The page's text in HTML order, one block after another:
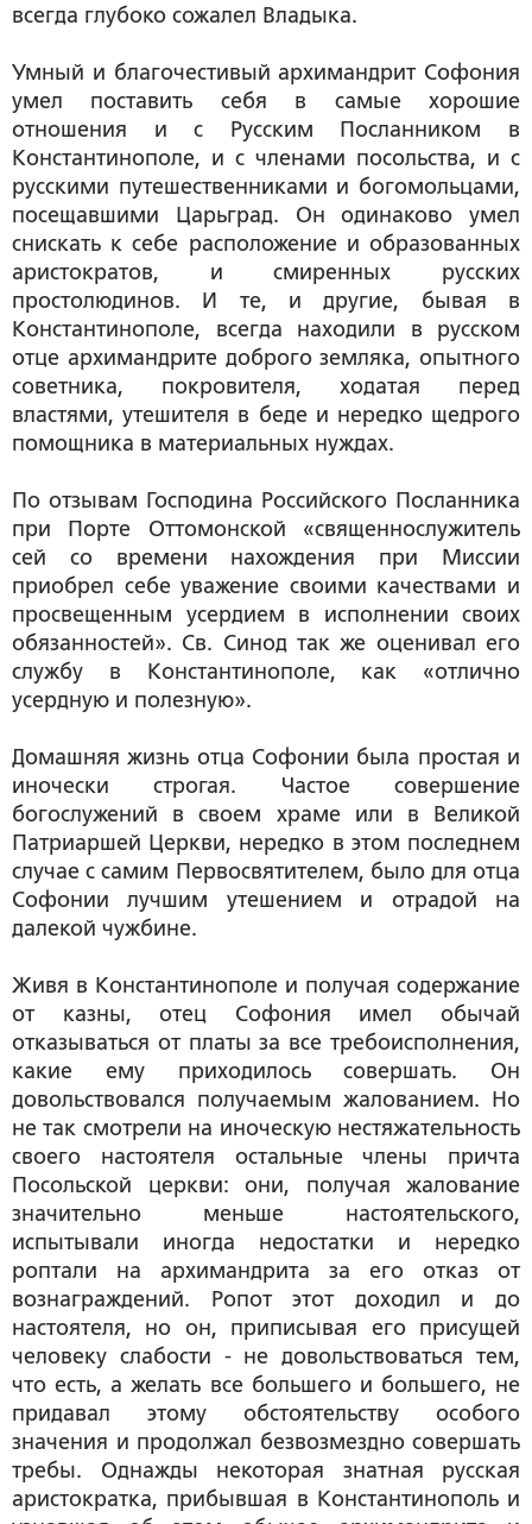
всегда глубоко сожалел Владыка.
Умный и благочестивый архимандрит Софония
умел поставить себя в самые хорошие
отношения и с Русским Посланником в
Константинополе, и с членами посольства, и с
русскими путешественниками и богомольцами,
посещавшими Царьград. Он одинаково умел
снискать к себе расположение и образованных
аристократов, и смиренных русских
простолюдинов. И те, и другие, бывая в
Константинополе, всегда находили в русском
отце архимандрите доброго земляка, опытного
советника, покровителя, ходатая перед
властями, утешителя в беде и нередко щедрого
помощника в материальных нуждах.
По отзывам Господина Российского Посланника
при Порте Оттомонской «священнослужитель
сей со времени нахождения при Миссии
приобрел себе уважение своими качествами и
просвещенным усердием в исполнении своих
обязанностей». Св. Синод так же оценивал его
службу в Константинополе, как «отлично
усердную и полезную».
Домашняя жизнь отца Софонии была простая и
иночески строгая. Частое совершение
богослужений в своем храме или в Великой
Патриаршей Церкви, нередко в этом последнем
случае с самим Первосвятителем, было для отца
Софонии лучшим утешением и отрадой на
далекой чужбине.
Живя в Константинополе и получая содержание
от казны, отец Софония имел обычай
отказываться от платы за все требоисполнения,
какие ему приходилось совершать. Он
довольствовался получаемым жалованием. Но
не так смотрели на иноческую нестяжательность
своего настоятеля остальные члены причта
Посольской церкви: они, получая жалование
значительно меньше настоятельского,
испытывали иногда недостатки и нередко
роптали на архимандрита за его отказ от
вознаграждений. Ропот этот доходил и до
настоятеля, но он, приписывая его присущей
человеку слабости - не довольствоваться тем,
что есть, а желать все большего и большего, не
придавал этому обстоятельству особого
значения и продолжал безвозмездно совершать
требы. Однажды некоторая знатная русская
аристократка, прибывшая в Константинополь и